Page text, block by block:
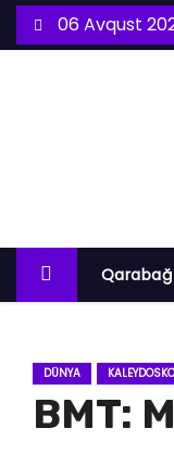
k
06 Avqust
Qarabağ
DÜNYA
BMT: